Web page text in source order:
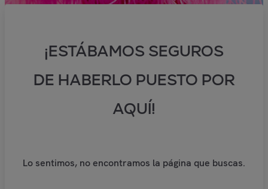
¡ESTÁBAMOS SEGUROS
DE HABERLO PUESTO POR
AQUÍ!
Lo sentimos, no encontramos la página que buscas.